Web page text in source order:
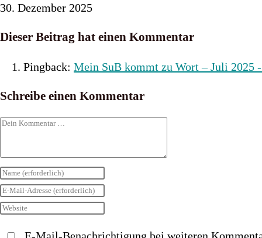
30. Dezember 2025
Dieser Beitrag hat einen Kommentar
Pingback: Mein SuB kommt zu Wort – Juli 2025
Schreibe einen Kommentar
Kommentar
Gib
deinen
Namen
Gib
deine
Gib